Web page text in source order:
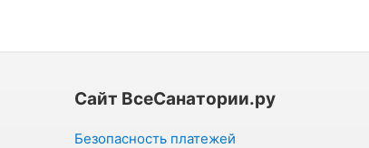
Сайт ВсеСанатории.ру
Безопасность платежей